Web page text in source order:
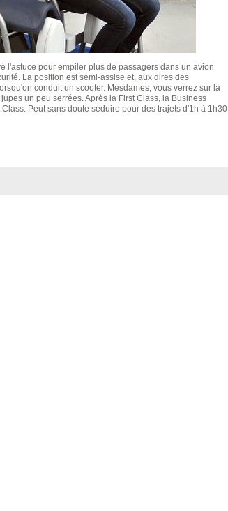
l'astuce pour empiler plus de passagers dans un avion
La position est semi-assise et, aux dires des
conduit un scooter. Mesdames, vous verrez sur la
un peu serrées. Après la First Class, la Business
Peut sans doute séduire pour des trajets d'1h à 1h30